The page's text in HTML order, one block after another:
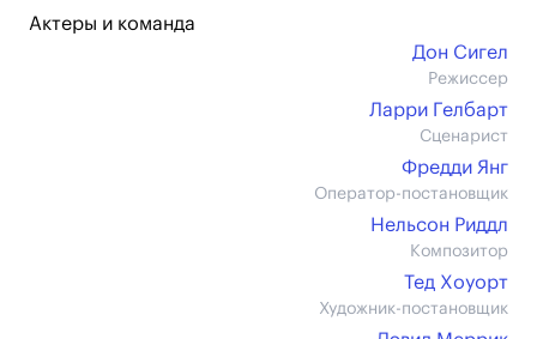
Актеры и команда
Дон Сигел
Режиссер
Ларри Гелбарт
Сценарист
Фредди Янг
Оператор-постановщик
Нельсон Риддл
Композитор
Тед Хоуорт
Художник-постановщик